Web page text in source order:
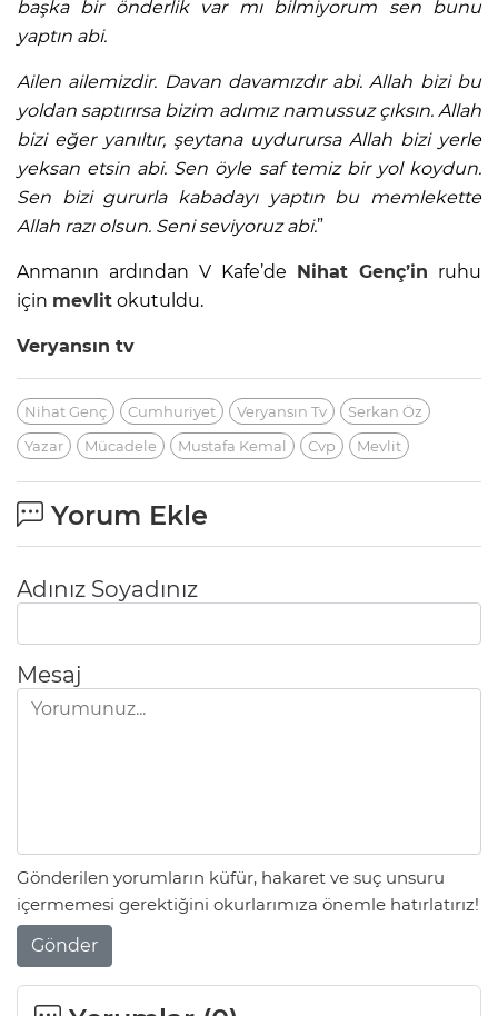
başka bir önderlik var mı bilmiyorum sen bunu
yaptın abi.
Ailen ailemizdir. Davan davamızdır abi. Allah bizi bu
yoldan saptırırsa bizim adımız namussuz çıksın. Allah
bizi eğer yanıltır, şeytana uydurursa Allah bizi yerle
yeksan etsin abi. Sen öyle saf temiz bir yol koydun.
Sen bizi gururla kabadayı yaptın bu memlekette
Allah razı olsun. Seni seviyoruz abi.”
Anmanın ardından V Kafe’de Nihat Genç’in ruhu
için mevlit okutuldu.
Veryansın tv
Nihat Genç Cumhuriyet Veryansın Tv
Serkan Öz
Yazar
Mücadele Mustafa Kemal Cvp Mevlit
Yorum Ekle
Adınız Soyadınız
Mesaj
Gönderilen yorumların küfür, hakaret ve suç unsuru
içermemesi gerektiğini okurlarımıza önemle hatırlatırız!
Gönder